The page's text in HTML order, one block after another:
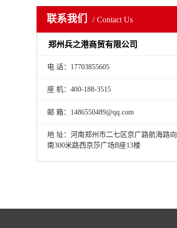
联系我们 Contact Us
郑州兵之港商贸有限公司
电 话：17703855605
座 机：400-188-3515
邮 箱：1486550489@qq.com
地 址：河南郑州市二七区京广路航海路向
南300米路西京莎广场B座13楼